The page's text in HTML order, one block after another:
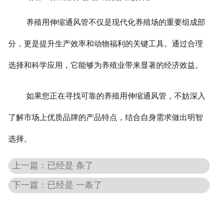
养殖用伸缩通风管不仅是现代化养殖场的重要组成部
分，更是提升生产效率和动物福利的关键工具。通过合理
选择和科学应用，它能够为养殖业带来显著的经济效益。
如果您正在寻找可靠的养殖用伸缩通风管，不妨深入
了解市场上优质品牌的产品特点，结合自身需求做出明智
选择。
上一篇：已经是 条了
下一篇：已经是 一条了